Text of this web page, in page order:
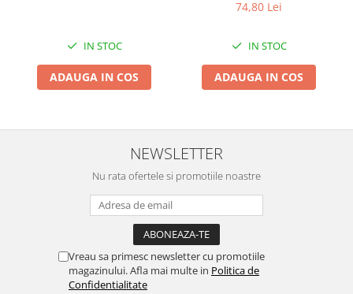
Folie si plase pt plante
Masini de maturat manuale
Accesorii aragaze & butelii
Pirostrii si accesorii pentru gatit
Plite & aragaze
Iluminat & electrice
IN STOC
ADAUGA IN COS
74,80 Lei
IN STOC
ADAUGA IN COS
NEWSLETTER
Nu rata ofertele si promotiile noastre
Vreau sa primesc newsletter cu promotiile
magazinului. Afla mai multe in Politica de
Confidentialitate